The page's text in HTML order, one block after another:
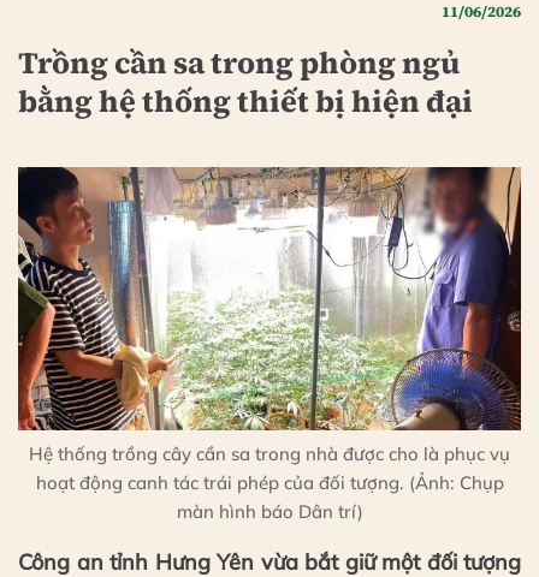
11/06/2026
Trồng cần sa trong phòng ngủ
bằng hệ thống thiết bị hiện đại
Hệ thống trồng cây cần sa trong nhà được cho là phục vụ
hoạt động canh tác trái phép của đối tượng. (Ảnh: Chụp
màn hình báo Dân trí)
Công an tỉnh Hưng Yên vừa bắt giữ một đối tượng